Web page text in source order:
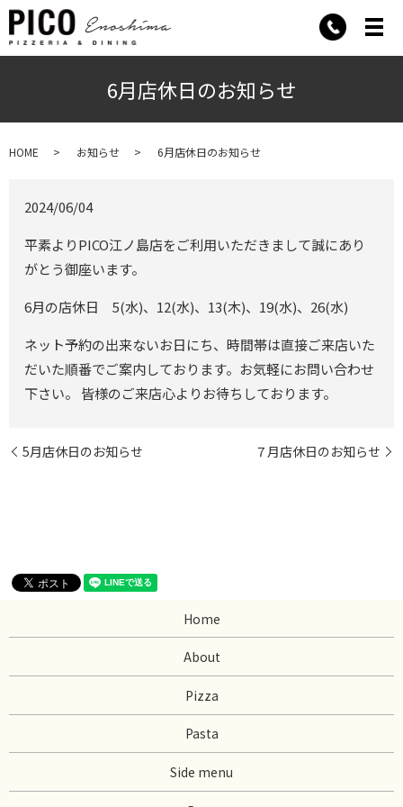
メ
6月店休日のお知らせ
HOME お知らせ 6月店休日のお知らせ
2024/06/04
平素よりPICO江ノ島店をご利用いただきまして誠にあり
がとう御座います。
6月の店休日 5(水)、12(水)、13(木)、19(水)、26(水)
ネット予約の出来ないお日にち、時間帯は直接ご来店いた
だいた順番でご案内しております。お気軽にお問い合わせ
下さい。 皆様のご来店心よりお待ちしております。
5月店休日のお知らせ ７月店休日のお知らせ
Home
About
Pizza
Pasta
Side menu